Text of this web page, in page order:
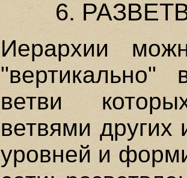
6.
Иерархии
"вертикально"
ветви
ветвями
уровней и